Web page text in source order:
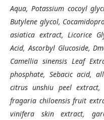
Aqua, Potassium cocoyl
Butylene glycol,
asiatica extract, Licorice
Acid, Ascorbyl Glucoside,
Camellia sinensis Leaf
phosphate, Sebacic acid,
citrus unshiu peel extract,
fragaria chiloensis fruit
vinifera skin extract,